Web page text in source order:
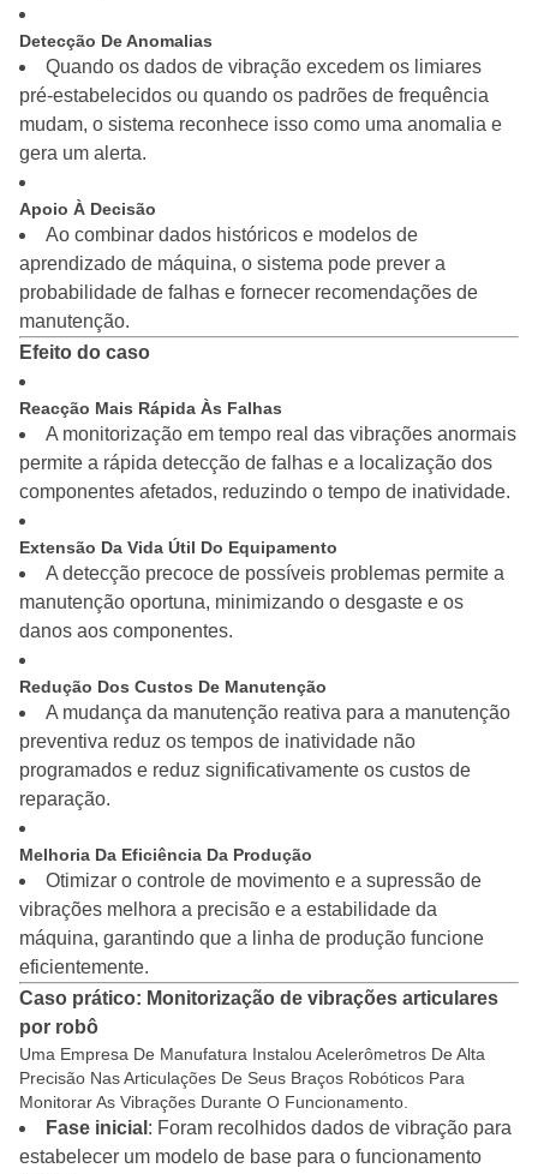
Detecção De Anomalias
Quando os dados de vibração excedem os limiares
pré-estabelecidos ou quando os padrões de frequência
mudam, o sistema reconhece isso como uma anomalia e
gera um alerta.
Apoio À Decisão
Ao combinar dados históricos e modelos de
aprendizado de máquina, o sistema pode prever a
probabilidade de falhas e fornecer recomendações de
manutenção.
Efeito do caso
Reacção Mais Rápida Às Falhas
A monitorização em tempo real das vibrações anormais
permite a rápida detecção de falhas e a localização dos
componentes afetados, reduzindo o tempo de inatividade.
Extensão Da Vida Útil Do Equipamento
A detecção precoce de possíveis problemas permite a
manutenção oportuna, minimizando o desgaste e os
danos aos componentes.
Redução Dos Custos De Manutenção
A mudança da manutenção reativa para a manutenção
preventiva reduz os tempos de inatividade não
programados e reduz significativamente os custos de
reparação.
Melhoria Da Eficiência Da Produção
Otimizar o controle de movimento e a supressão de
vibrações melhora a precisão e a estabilidade da
máquina, garantindo que a linha de produção funcione
eficientemente.
Caso prático: Monitorização de vibrações articulares
por robô
Uma Empresa De Manufatura Instalou Acelerômetros De Alta
Precisão Nas Articulações De Seus Braços Robóticos Para
Monitorar As Vibrações Durante O Funcionamento.
Fase inicial : Foram recolhidos dados de vibração para
estabelecer um modelo de base para o funcionamento